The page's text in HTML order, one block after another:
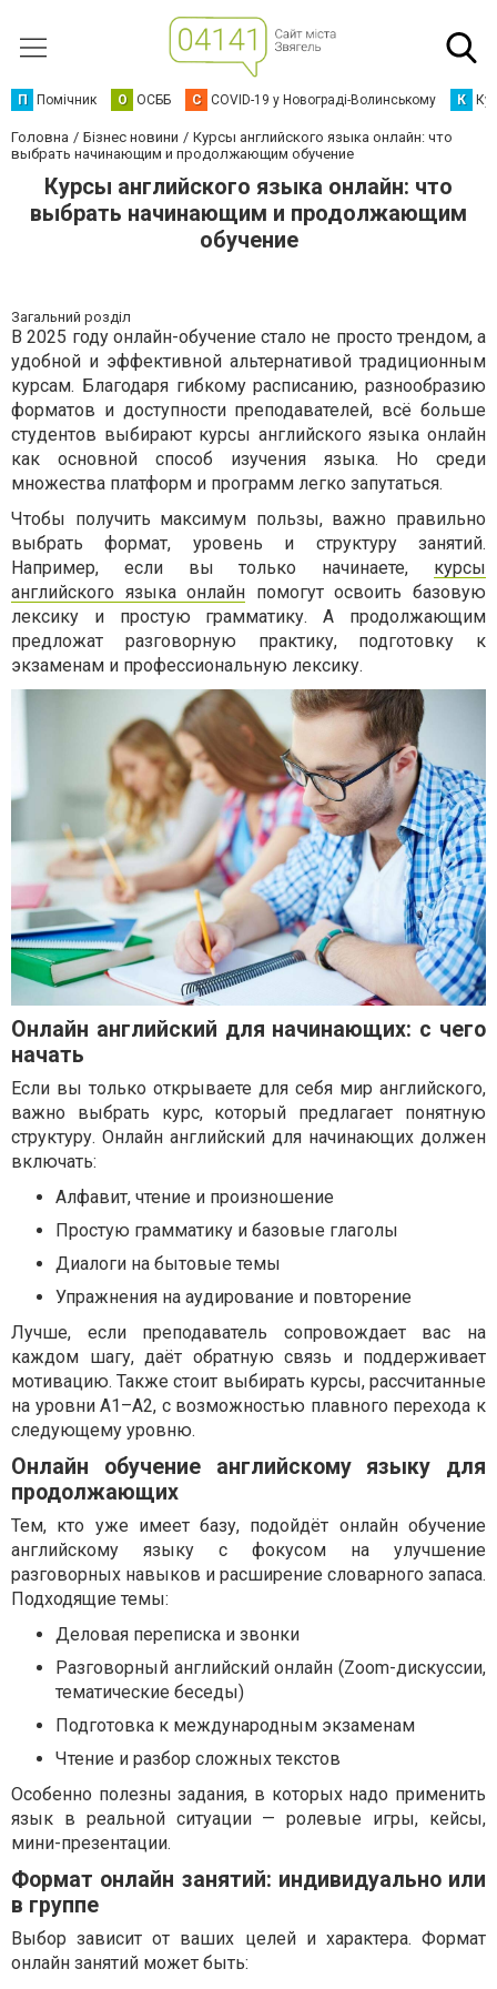
П Помічник О ОСББ C COVID-19 у Новограді-Волинському К
Головна Бізнес новини
Курсы английского языка онлайн: что
выбрать начинающим и продолжающим обучение
Курсы английского языка онлайн: что
выбрать начинающим и продолжающим
обучение
Загальний розділ
В 2025 году онлайн-обучение стало не просто трендом, а
удобной и эффективной альтернативой традиционным
курсам. Благодаря гибкому расписанию, разнообразию
форматов и доступности преподавателей, всё больше
студентов выбирают курсы английского языка онлайн
как основной способ изучения языка. Но среди
множества платформ и программ легко запутаться.
Чтобы получить максимум пользы, важно правильно
выбрать формат, уровень и структуру занятий.
Например, если вы только начинаете, курсы
английского языка онлайн помогут освоить базовую
лексику и простую грамматику. А продолжающим
предложат разговорную практику, подготовку к
экзаменам и профессиональную лексику.
Онлайн английский для начинающих: с чего
начать
Если вы только открываете для себя мир английского,
важно выбрать курс, который предлагает понятную
структуру. Онлайн английский для начинающих должен
включать:
Алфавит, чтение и произношение
Простую грамматику и базовые глаголы
Диалоги на бытовые темы
Упражнения на аудирование и повторение
Лучше, если преподаватель сопровождает вас на
каждом шагу, даёт обратную связь и поддерживает
мотивацию. Также стоит выбирать курсы, рассчитанные
на уровни A1–A2, с возможностью плавного перехода к
следующему уровню.
Онлайн обучение английскому языку для
продолжающих
Тем, кто уже имеет базу, подойдёт онлайн обучение
английскому языку с фокусом на улучшение
разговорных навыков и расширение словарного запаса.
Подходящие темы:
Деловая переписка и звонки
Разговорный английский онлайн (Zoom-дискуссии,
тематические беседы)
Подготовка к международным экзаменам
Чтение и разбор сложных текстов
Особенно полезны задания, в которых надо применить
язык в реальной ситуации — ролевые игры, кейсы,
мини-презентации.
Формат онлайн занятий: индивидуально или
в группе
Выбор зависит от ваших целей и характера. Формат
онлайн занятий может быть: